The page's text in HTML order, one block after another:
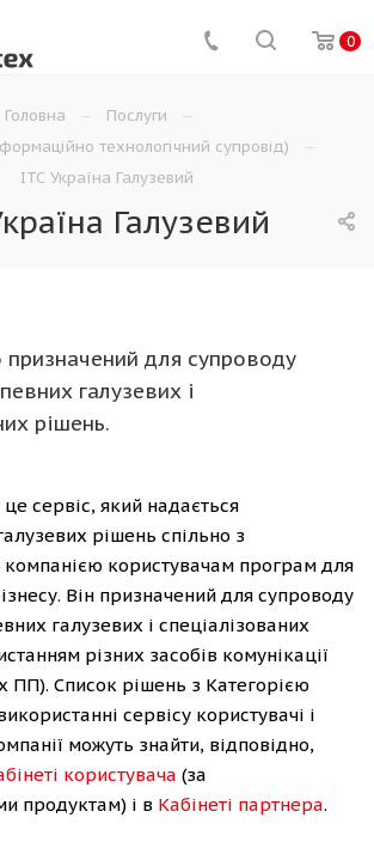
0
Головна
Послуги
технологічний супровід)
ІТС Україна Галузевий
Галузевий
призначений для супроводу
галузевих і
рішень.
сервіс, який надається
рішень спільно з
користувачам програм для
Він призначений для супроводу
галузевих і спеціалізованих
різних засобів комунікації
ПП). Список рішень з Категорією
сервісу користувачі і
можуть знайти, відповідно,
користувача (за
продуктам) і в Кабінеті партнера.